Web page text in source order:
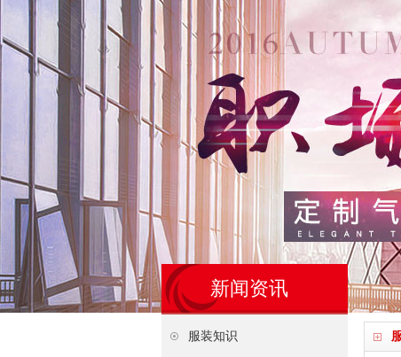
新闻资讯
服装知识